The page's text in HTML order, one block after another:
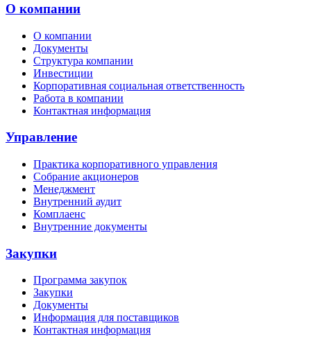
О компании
О компании
Документы
Структура компании
Инвестиции
Корпоративная социальная ответственность
Работа в компании
Контактная информация
Управление
Практика корпоративного управления
Собрание акционеров
Менеджмент
Внутренний аудит
Комплаенс
Внутренние документы
Закупки
Программа закупок
Закупки
Документы
Информация для поставщиков
Контактная информация